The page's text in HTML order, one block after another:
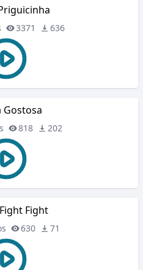
3371 636
Gostosa
818 202
Fight
630 71